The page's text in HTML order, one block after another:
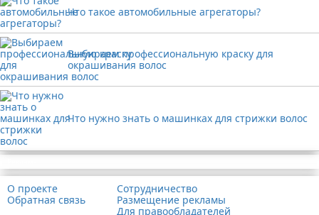
Что такое автомобильные агрегаторы?
Выбираем профессиональную краску для
окрашивания волос
Что нужно знать о машинках для стрижки волос
О проекте
Обратная связь
Сотрудничество
Размещение рекламы
Для правообладателей